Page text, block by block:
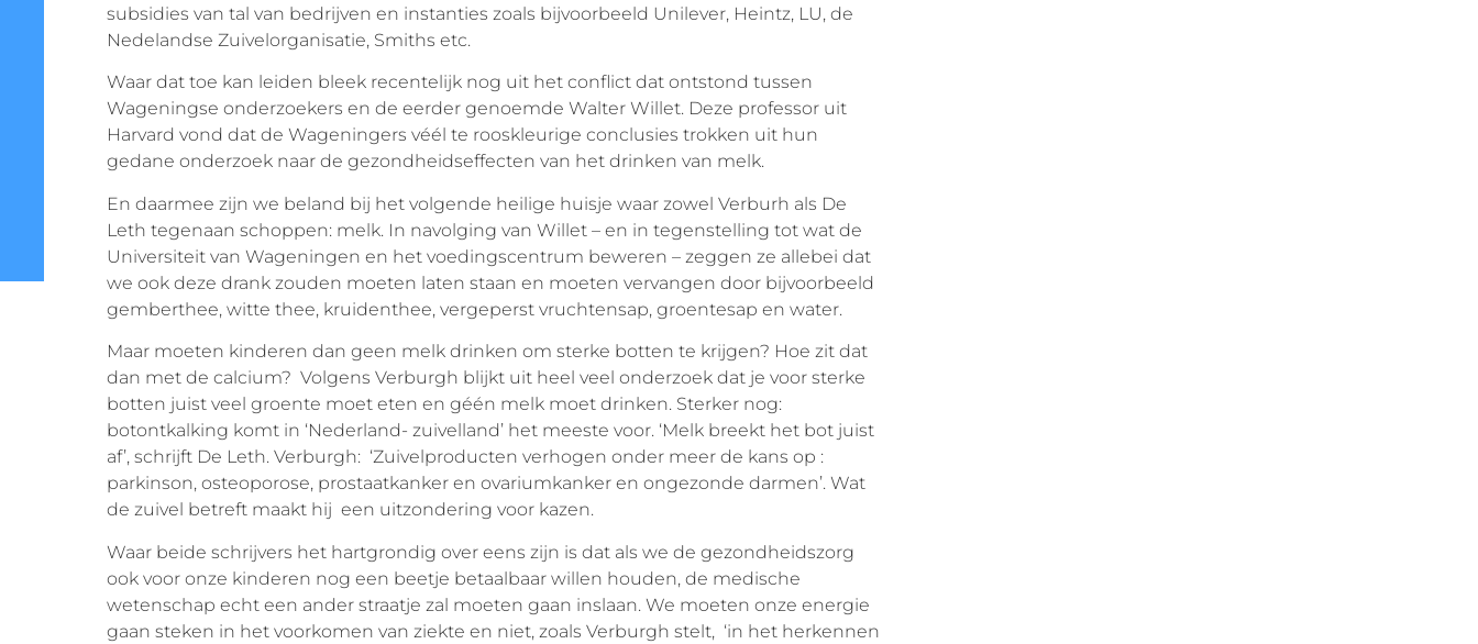
subsidies van tal van bedrijven en instanties zoals bijvoorbeeld Unilever, Heintz, LU, de
Nedelandse Zuivelorganisatie, Smiths etc.
Waar dat toe kan leiden bleek recentelijk nog uit het conflict dat ontstond tussen
Wageningse onderzoekers en de eerder genoemde Walter Willet. Deze professor uit
Harvard vond dat de Wageningers véél te rooskleurige conclusies trokken uit hun
gedane onderzoek naar de gezondheidseffecten van het drinken van melk.
En daarmee zijn we beland bij het volgende heilige huisje waar zowel Verburh als De
Leth tegenaan schoppen: melk. In navolging van Willet – en in tegenstelling tot wat de
Universiteit van Wageningen en het voedingscentrum beweren – zeggen ze allebei dat
we ook deze drank zouden moeten laten staan en moeten vervangen door bijvoorbeeld
gemberthee, witte thee, kruidenthee, vergeperst vruchtensap, groentesap en water.
Maar moeten kinderen dan geen melk drinken om sterke botten te krijgen? Hoe zit dat
dan met de calcium? Volgens Verburgh blijkt uit heel veel onderzoek dat je voor sterke
botten juist veel groente moet eten en géén melk moet drinken. Sterker nog:
botontkalking komt in ‘Nederland- zuivelland’ het meeste voor. ‘Melk breekt het bot juist
af’, schrijft De Leth. Verburgh: ‘Zuivelproducten verhogen onder meer de kans op :
parkinson, osteoporose, prostaatkanker en ovariumkanker en ongezonde darmen’. Wat
de zuivel betreft maakt hij een uitzondering voor kazen.
Waar beide schrijvers het hartgrondig over eens zijn is dat als we de gezondheidszorg
ook voor onze kinderen nog een beetje betaalbaar willen houden, de medische
wetenschap echt een ander straatje zal moeten gaan inslaan. We moeten onze energie
gaan steken in het voorkomen van ziekte en niet, zoals Verburgh stelt, ‘in het herkennen